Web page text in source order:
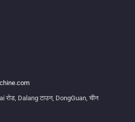
रोड, Dalang टाउन, DongGuan, चीन